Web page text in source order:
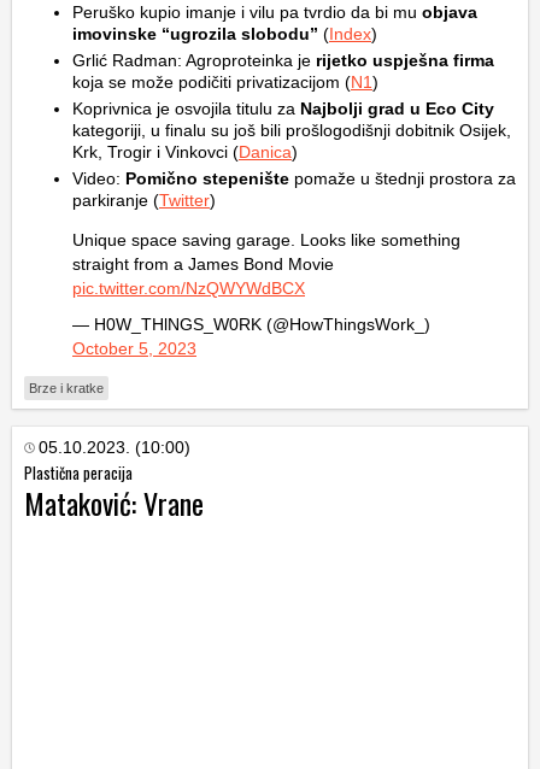
Peruško kupio imanje i vilu pa tvrdio da bi mu objava
imovinske “ugrozila slobodu” (Index)
Grlić Radman: Agroproteinka je rijetko uspješna firma
koja se može podičiti privatizacijom (N1)
Koprivnica je osvojila titulu za Najbolji grad u Eco City
kategoriji, u finalu su još bili prošlogodišnji dobitnik Osijek,
Krk, Trogir i Vinkovci (Danica)
Video: Pomično stepenište pomaže u štednji prostora za
parkiranje (Twitter)
Unique space saving garage. Looks like something
straight from a James Bond Movie
pic.twitter.com/NzQWYWdBCX
— H0W_THlNGS_W0RK (@HowThingsWork_)
October 5, 2023
Brze i kratke
05.10.2023. (10:00)
Plastična peracija
Mataković: Vrane